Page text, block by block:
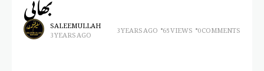
SALEEM ULLAH
3 YEARS AGO 3 YEARS AGO 65 VIEWS 0 COMMENTS